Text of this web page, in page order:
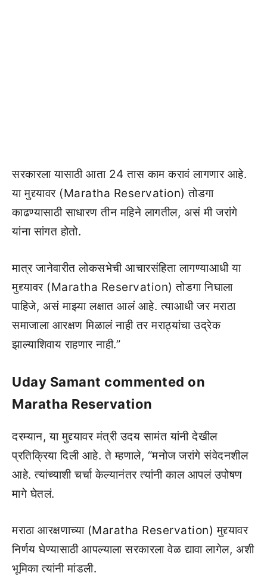
सरकारला यासाठी आता 24 तास काम करावं लागणार आहे.
या मुद्द्यावर (Maratha Reservation) तोडगा
काढण्यासाठी साधारण तीन महिने लागतील, असं मी जरांगे
यांना सांगत होतो.
मात्र जानेवारीत लोकसभेची आचारसंहिता लागण्याआधी या
मुद्द्यावर (Maratha Reservation) तोडगा निघाला
पाहिजे, असं माझ्या लक्षात आलं आहे. त्याआधी जर मराठा
समाजाला आरक्षण मिळालं नाही तर मराठ्यांचा उद्रेक
झाल्याशिवाय राहणार नाही.”
Uday Samant commented on
Maratha Reservation
दरम्यान, या मुद्द्यावर मंत्री उदय सामंत यांनी देखील
प्रतिक्रिया दिली आहे. ते म्हणाले, “मनोज जरांगे संवेदनशील
आहे. त्यांच्याशी चर्चा केल्यानंतर त्यांनी काल आपलं उपोषण
मागे घेतलं.
मराठा आरक्षणाच्या (Maratha Reservation) मुद्द्यावर
निर्णय घेण्यासाठी आपल्याला सरकारला वेळ द्यावा लागेल, अशी
भूमिका त्यांनी मांडली.